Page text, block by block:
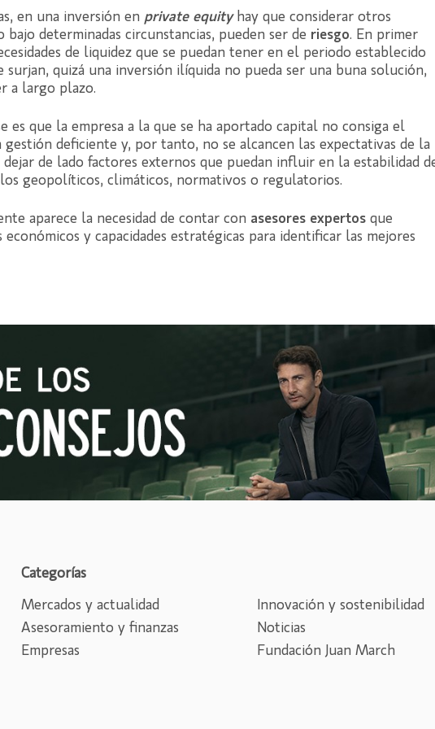
en una inversión en private equityhay que considerar otros
determinadas circunstancias, pueden ser de riesgo. En primer
de liquidez que se puedan tener en el periodo establecido
surjan, quizá una inversión ilíquida no pueda ser una buna solución,
a largo plazo.
es que la empresa a la que se ha aportado capital no consiga el
deficiente y, por tanto, no se alcancen las expectativas de la
de lado factores externos que puedan influir en la estabilidad
geopolíticos, climáticos, normativos o regulatorios.
aparece la necesidad de contar con asesores expertos que
y capacidades estratégicas para identificar las mejores
Categorías
Mercados y actualidad
Asesoramiento y finanzas
Empresas
Innovación y sostenibilidad
Noticias
Fundación Juan March